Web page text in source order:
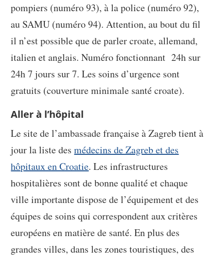
pompiers (numéro 93), à la police (numéro 92),
au SAMU (numéro 94). Attention, au bout du fil
il n’est possible que de parler croate, allemand,
italien et anglais. Numéro fonctionnant 24h sur
24h 7 jours sur 7. Les soins d’urgence sont
gratuits (couverture minimale santé croate).
Aller à l’hôpital
Le site de l’ambassade française à Zagreb tient à
jour la liste desmédecins de Zagreb et des
hôpitaux en Croatie. Les infrastructures
hospitalières sont de bonne qualité et chaque
ville importante dispose de l’équipement et des
équipes de soins qui correspondent aux critères
européens en matière de santé. En plus des
grandes villes, dans les zones touristiques, des